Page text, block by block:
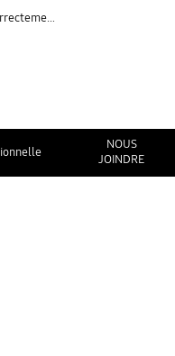
NOUS
JOINDRE